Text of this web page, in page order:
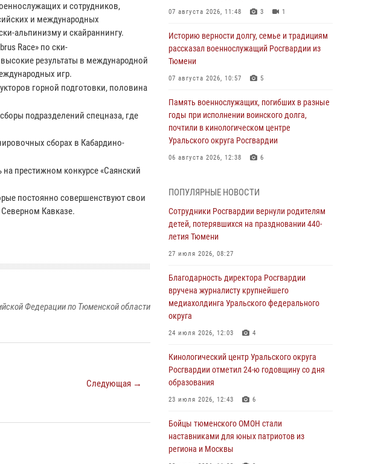
и сотрудников,
и международных
альпинизму и скайраннингу.
Race» по ски-
результаты в международной
игр.
горной подготовки, половина
подразделений спецназа, где
сборах в Кабардино-
на престижном конкурсе «Саянский
постоянно совершенствуют свои
Кавказе.
Федерации по Тюменской области
Следующая →
07 августа 2026, 11:48 3 1
Историю верности долгу, семье и традициям
рассказал военнослужащий Росгвардии из
Тюмени
07 августа 2026, 10:57 5
Память военнослужащих, погибших в разные
годы при исполнении воинского долга,
почтили в кинологическом центре
Уральского округа Росгвардии
06 августа 2026, 12:38 6
знакомят детей со своей службой и
напоминают о мерах безопасности
06 августа 2026, 12:33 2
области» в рамках акции «Храним огонь
06 августа 2026, 04:41 3
Росгвардейцы в Тюменской области почтили
Яковлева
05 августа 2026, 11:03 4
В Тюмени офицер Росгвардии в радиоэфире
владения оружием
05 августа 2026, 09:56 2
Военнослужащие Росгвардии сбили дрон-
ПОПУЛЯРНЫЕ НОВОСТИ
Сотрудники Росгвардии вернули родителям
детей, потерявшихся на праздновании 440-
летия Тюмени
27 июля 2026, 08:27
Благодарность директора Росгвардии
вручена журналисту крупнейшего
медиахолдинга Уральского федерального
округа
24 июля 2026, 12:03 4
Кинологический центр Уральского округа
Росгвардии отметил 24-ю годовщину со дня
образования
23 июля 2026, 12:43 6
Бойцы тюменского ОМОН стали
наставниками для юных патриотов из
региона и Москвы